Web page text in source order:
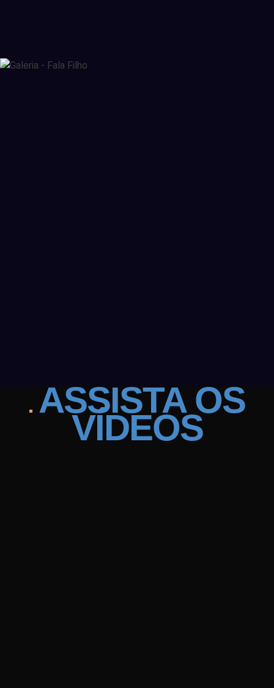
ASSISTA OS
VÍDEOS